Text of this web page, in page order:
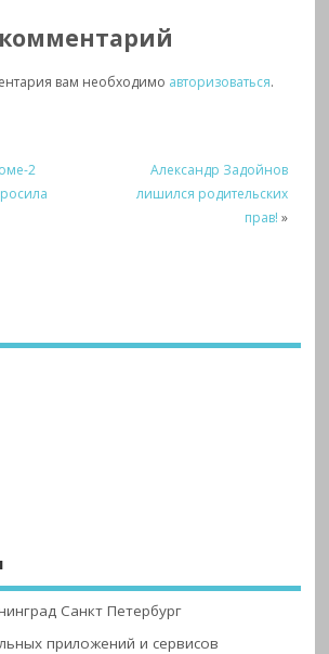
вам необходимо авторизоваться.
2
Александр Задойнов
лишился родительских
прав! »
Санкт Петербург
приложений и сервисов